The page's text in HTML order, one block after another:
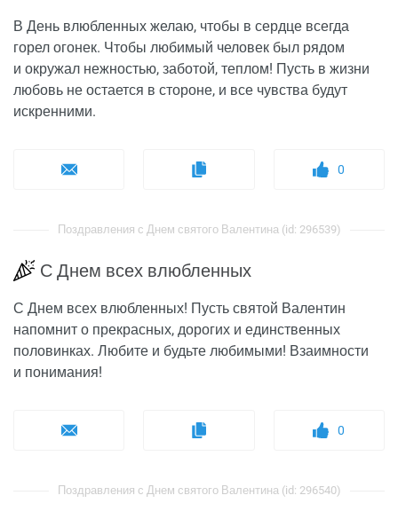
В День влюбленных желаю, чтобы в сердце всегда
горел огонек. Чтобы любимый человек был рядом
и окружал нежностью, заботой, теплом! Пусть в жизни
любовь не остается в стороне, и все чувства будут
искренними.
0
Поздравления с Днем святого Валентина (id: 296539)
С Днем всех влюбленных
С Днем всех влюбленных! Пусть святой Валентин
напомнит о прекрасных, дорогих и единственных
половинках. Любите и будьте любимыми! Взаимности
и понимания!
0
Поздравления с Днем святого Валентина (id: 296540)